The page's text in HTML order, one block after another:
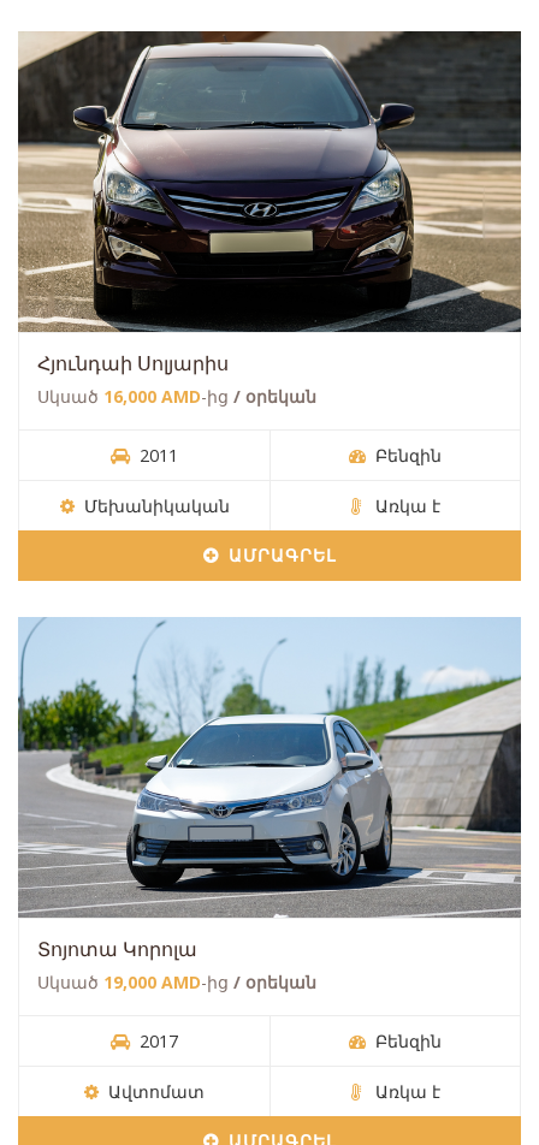
Հյունդաի Սոլյարիս
Սկսած 16,000 AMD-ից / օրեկան
2011 Բենզին
Մեխանիկական Առկա է
ԱՄՐԱԳՐԵԼ
Տոյոտա Կորոլա
Սկսած 19,000 AMD-ից / օրեկան
2017 Բենզին
Ավտոմատ Առկա է